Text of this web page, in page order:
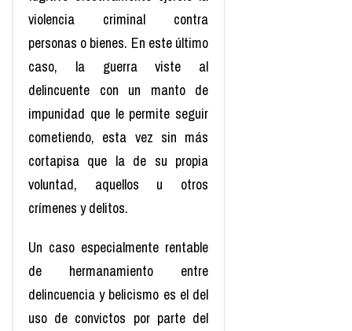
violencia criminal contra
personas o bienes. En este último
caso, la guerra viste al
delincuente con un manto de
impunidad que le permite seguir
cometiendo, esta vez sin más
cortapisa que la de su propia
voluntad, aquellos u otros
crímenes y delitos.
Un caso especialmente rentable
de hermanamiento entre
delincuencia y belicismo es el del
uso de convictos por parte del